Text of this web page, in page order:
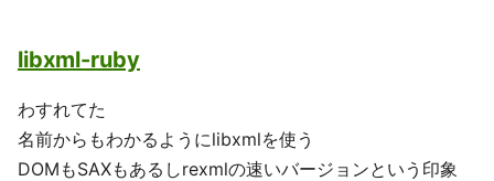
libxml-ruby
わすれてた
名前からもわかるようにlibxmlを使う
DOMもSAXもあるしrexmlの速いバージョンという印象